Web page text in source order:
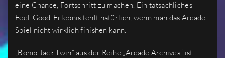
eine Chance, Fortschritt zu machen. Ein tatsächliches
Feel-Good-Erlebnis fehlt natürlich, wenn man das Arcade-
Spiel nicht wirklich finishen kann.
„Bomb Jack Twin“ aus der Reihe „Arcade Archives“ ist